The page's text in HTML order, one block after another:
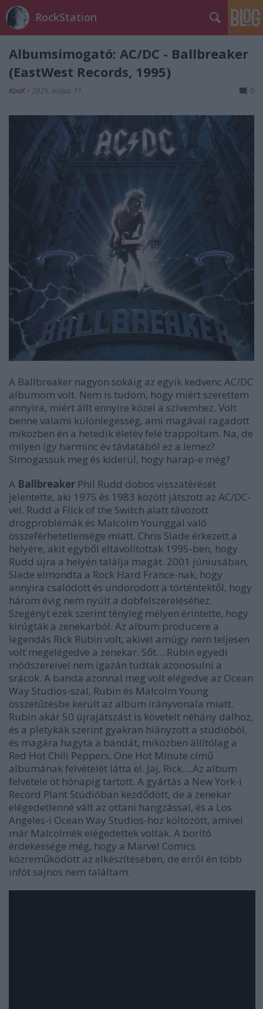
RockStation
Albumsimogató: AC/DC - Ballbreaker
(EastWest Records, 1995)
KoaX • 2025. május 11. 0
A Ballbreaker nagyon sokáig az egyik kedvenc AC/DC
albumom volt. Nem is tudom, hogy miért szerettem
annyira, miért állt ennyire közel a szívemhez. Volt
benne valami különlegesség, ami magával ragadott
miközben én a hetedik életév felé trappoltam. Na, de
milyen így harminc év távlatából ez a lemez?
Simogassuk meg és kiderül, hogy harap-e még?
A Ballbreaker Phil Rudd dobos visszatérését
jelentette, aki 1975 és 1983 között játszott az AC/DC-
vel. Rudd a Flick of the Switch alatt távozott
drogproblémák és Malcolm Younggal való
összeférhetetlensége miatt. Chris Slade érkezett a
helyére, akit egyből eltávolítottak 1995-ben, hogy
Rudd újra a helyén találja magát. 2001 júniusában,
Slade elmondta a Rock Hard France-nak, hogy
annyira csalódott és undorodott a történtektől, hogy
három évig nem nyúlt a dobfelszereléséhez.
Szegényt ezek szerint tényleg mélyen érintette, hogy
kirúgták a zenekarból. Az album producere a
legendás Rick Rubin volt, akivel amúgy nem teljesen
volt megelégedve a zenekar. Sőt….Rubin egyedi
módszereivel nem igazán tudtak azonosulni a
srácok. A banda azonnal meg volt elégedve az Ocean
Way Studios-szal, Rubin és Malcolm Young
összetűzésbe került az album irányvonala miatt.
Rubin akár 50 újrajátszást is követelt néhány dalhoz,
és a pletykák szerint gyakran hiányzott a stúdióból,
és magára hagyta a bandát, miközben állítólag a
Red Hot Chili Peppers, One Hot Minute című
albumának felvételét látta el. Jaj, Rick….Az album
felvétele öt hónapig tartott. A gyártás a New York-i
Record Plant Stúdióban kezdődött, de a zenekar
elégedetlenné vált az ottani hangzással, és a Los
Angeles-i Ocean Way Studios-hoz költözött, amivel
már Malcolmék elégedettek voltak. A borító
érdekessége még, hogy a Marvel Comics
közreműködött az elkészítésében, de erről én több
infót sajnos nem találtam.